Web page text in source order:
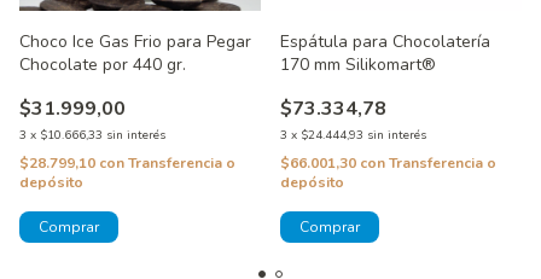
Choco Ice Gas Frio para Pegar
Chocolate por 440 gr.
$31.999,00
3 x $10.666,33 sin interés
$28.799,10 conTransferencia o
depósito
Espátula para Chocolatería
170 mm Silikomart®
$73.334,78
3 x $24.444,93 sin interés
$66.001,30 conTransferencia o
depósito